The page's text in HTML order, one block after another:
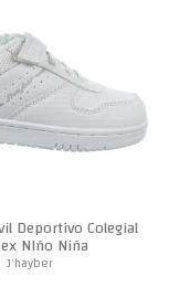
Deportivo Colegial
NIño Niña
J'hayber